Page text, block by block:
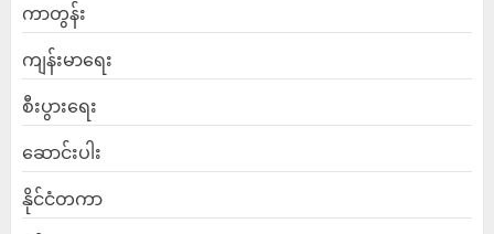
ကာတွန်း
ကျန်းမာရေး
စီးပွားရေး
ဆောင်းပါး
နိုင်ငံတကာ